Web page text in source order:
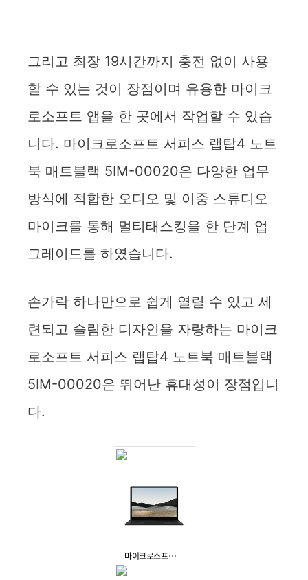
그리고 최장 19시간까지 충전 없이 사용
할 수 있는 것이 장점이며 유용한 마이크
로소프트 앱을 한 곳에서 작업할 수 있습
니다. 마이크로소프트 서피스 랩탑4 노트
북 매트블랙 5IM-00020은 다양한 업무
방식에 적합한 오디오 및 이중 스튜디오
마이크를 통해 멀티태스킹을 한 단계 업
그레이드를 하였습니다.
손가락 하나만으로 쉽게 열릴 수 있고 세
련되고 슬림한 디자인을 자랑하는 마이크
로소프트 서피스 랩탑4 노트북 매트블랙
5IM-00020은 뛰어난 휴대성이 장점입니
다.